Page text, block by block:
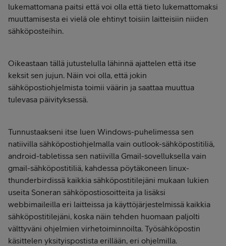
lukemattomana paitsi että voi olla että tieto lukemattomaksi
muuttamisesta ei vielä ole ehtinyt toisiin laitteisiin niiden
sähköposteihin.
Oikeastaan tällä jutustelulla lähinnä ajattelen että itse
keksit sen jujun. Näin voi olla, että jokin
sähköpostiohjelmista toimii väärin ja saattaa muuttua
tulevasa päivityksessä.
Tunnustaakseni itse luen Windows-puhelimessa sen
natiivilla sähköpostiohjelmalla vain outlook-sähköpostitiliä,
android-tabletissa sen natiivilla Gmail-sovelluksella vain
gmail-sähköpostitiliä, kahdessa pöytäkoneen linux-
thunderbirdissä kaikkia sähköpostitilejäni mukaan lukien
useita Soneran sähköpostiosoitteita ja lisäksi
webbimaileilla eri laitteissa ja käyttöjärjestelmissä kaikkia
sähköpostitilejäni, koska näin tehden huomaan paljolti
välttyväni ohjelmien virhetoiminnoilta. Työsähköpostin
käsittelen yksityispostista erillään, eri ohjelmilla.